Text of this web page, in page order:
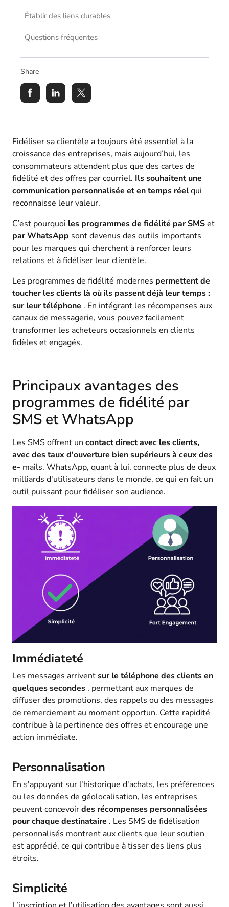
Établir des liens durables
Questions fréquentes
Share
Fidéliser sa clientèle a toujours été essentiel à la
croissance des entreprises, mais aujourd’hui, les
consommateurs attendent plus que des cartes de
fidélité et des offres par courriel. Ils souhaitent une
communication personnalisée et en temps réelqui
reconnaisse leur valeur.
C’est pourquoi les programmes de fidélité par SMSet
par WhatsApp sont devenus des outils importants
pour les marques qui cherchent à renforcer leurs
relations et à fidéliser leur clientèle.
Les programmes de fidélité modernes permettent de
toucher les clients là où ils passent déjà leur temps :
sur leur téléphone . En intégrant les récompenses aux
canaux de messagerie, vous pouvez facilement
transformer les acheteurs occasionnels en clients
fidèles et engagés.
Principaux avantages des
programmes de fidélité par
SMS et WhatsApp
Les SMS offrent un contact direct avec les clients,
avec des taux d'ouverture bien supérieurs à ceux des
e- mails. WhatsApp, quant à lui, connecte plus de deux
milliards d'utilisateurs dans le monde, ce qui en fait un
outil puissant pour fidéliser son audience.
Immédiateté
Les messages arriventsur le téléphone des clients en
quelques secondes , permettant aux marques de
diffuser des promotions, des rappels ou des messages
de remerciement au moment opportun. Cette rapidité
contribue à la pertinence des offres et encourage une
action immédiate.
Personnalisation
En s'appuyant sur l'historique d'achats, les préférences
ou les données de géolocalisation, les entreprises
peuvent concevoirdes récompenses personnalisées
pour chaque destinataire . Les SMS de fidélisation
personnalisés montrent aux clients que leur soutien
est apprécié, ce qui contribue à tisser des liens plus
étroits.
Simplicité